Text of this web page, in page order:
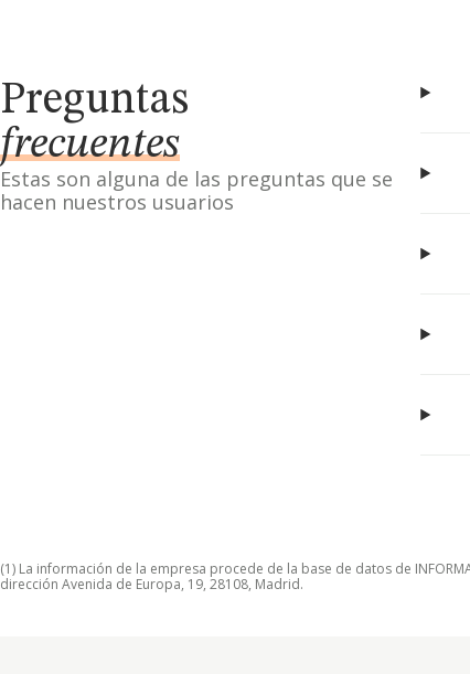
Preguntas
frecuentes
Estas son alguna de las preguntas que se
hacen nuestros usuarios
(1) La información de la empresa procede de la base de datos de
dirección Avenida de Europa, 19, 28108, Madrid.